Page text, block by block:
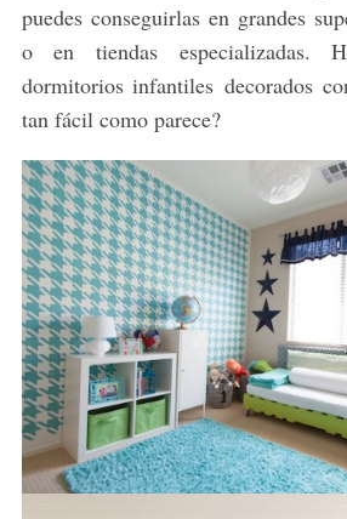
puedes conseguirlas en grandes
o en tiendas especializadas.
dormitorios infantiles decorados
tan fácil como parece?